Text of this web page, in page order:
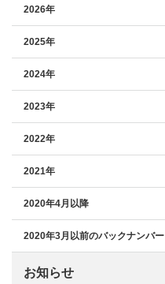
2026年
2025年
2024年
2023年
2022年
2021年
2020年4月以降
2020年3月以前のバックナンバー
お知らせ